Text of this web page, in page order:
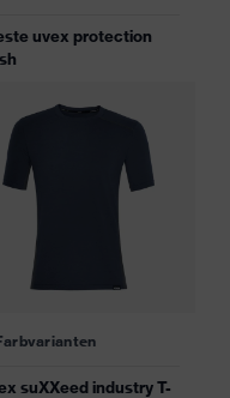
uvex protection
suXXeed industry T-